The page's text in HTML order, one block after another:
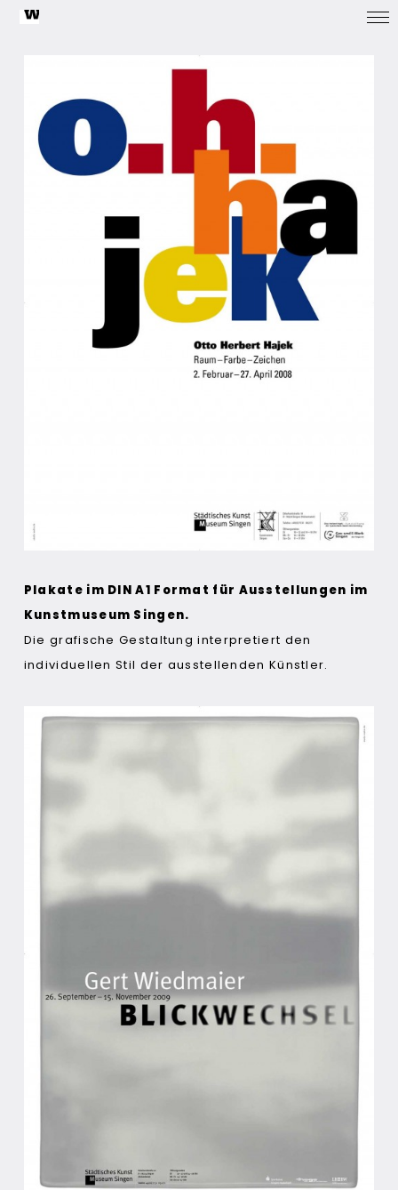
Plakate im DIN A1 Format für Ausstellungen im
Kunstmuseum Singen.
Die grafische Gestaltung interpretiert den
individuellenStil der ausstellenden Künstler.